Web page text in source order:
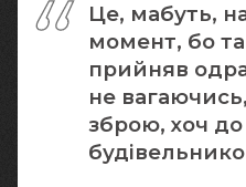
Це, мабуть,
момент, бо
прийняв
не
зброю, хоч